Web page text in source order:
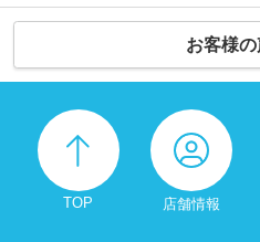
お客様
TOP 店舗情報